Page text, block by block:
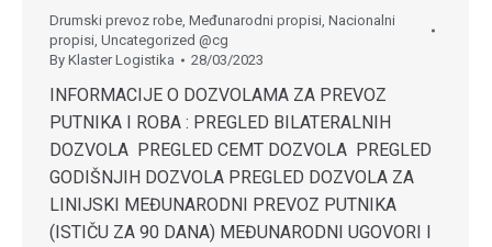
Drumski prevoz robe Međunarodni propisi Nacionalni
propisi Uncategorized @cg
By Klaster Logistika 28/03/2023
INFORMACIJE O DOZVOLAMA ZA PREVOZ
PUTNIKA I ROBA : PREGLED BILATERALNIH
DOZVOLA PREGLED CEMT DOZVOLA PREGLED
GODIŠNJIH DOZVOLA PREGLED DOZVOLA ZA
LINIJSKI MEĐUNARODNI PREVOZ PUTNIKA
(ISTIČU ZA 90 DANA) MEĐUNARODNI UGOVORI I